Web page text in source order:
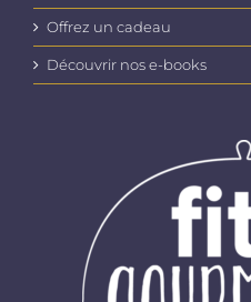
Offrez un cadeau
Découvrir nos e-books